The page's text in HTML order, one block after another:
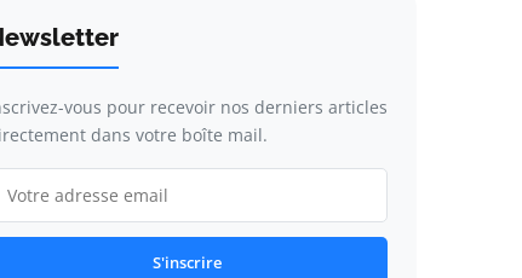
vous pour recevoir nos derniers articles
dans votre boîte mail.
S'inscrire